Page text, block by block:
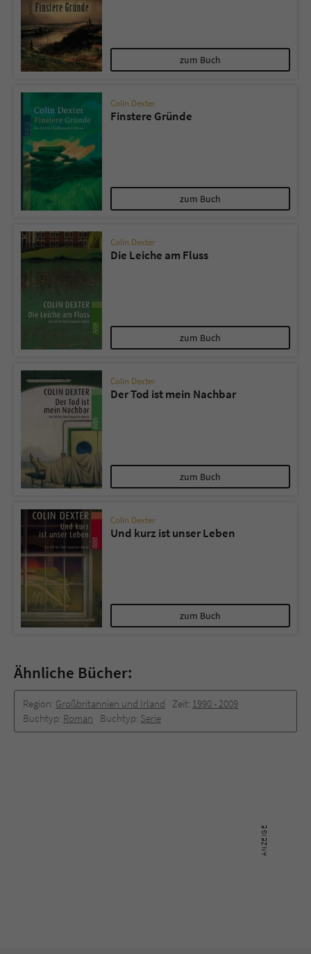
zum Buch
Colin Dexter
Finstere Gründe
zum Buch
Colin Dexter
Die Leiche am Fluss
zum Buch
Colin Dexter
Der Tod ist mein Nachbar
zum Buch
Colin Dexter
Und kurz ist unser Leben
zum Buch
Ähnliche Bücher:
Region: Großbritannien und Irland Zeit: 1990 -­ 2009
Buchtyp: Roman Buchtyp: Serie